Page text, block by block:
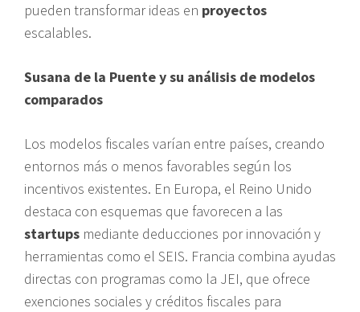
pueden transformar ideas en proyectos
escalables.
Susana de la Puente y su análisis de modelos
comparados
Los modelos fiscales varían entre países, creando
entornos más o menos favorables según los
incentivos existentes. En Europa, el Reino Unido
destaca con esquemas que favorecen a las
startups mediante deducciones por innovación y
herramientas como el SEIS. Francia combina ayudas
directas con programas como la JEI, que ofrece
exenciones sociales y créditos fiscales para